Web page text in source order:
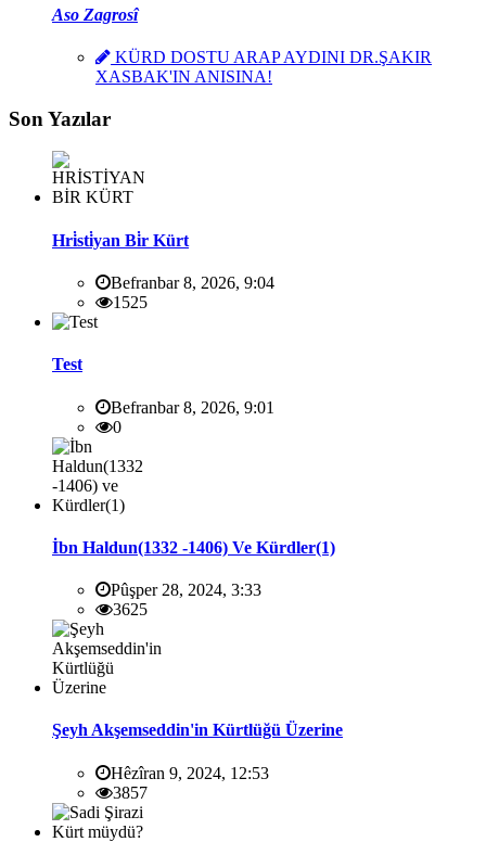
Aso Zagrosî
KÜRD DOSTU ARAP AYDINI DR.ŞAKIR
XASBAK'IN ANISINA!
Son Yazılar
Hri̇sti̇yan Bi̇r Kürt
Befranbar 8, 2026, 9:04
1525
Test
Befranbar 8, 2026, 9:01
0
İbn Haldun(1332 -1406) Ve Kürdler(1)
Pûşper 28, 2024, 3:33
3625
Şeyh Akşemseddin'in Kürtlüğü Üzerine
Hêzîran 9, 2024, 12:53
3857